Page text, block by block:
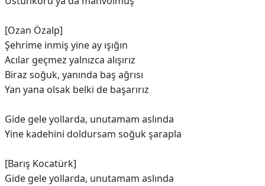
[Ozan Özalp]
Şehrime inmiş yine ay ışığın
Acılar geçmez yalnızca alışırız
Biraz soğuk, yanında baş ağrısı
Yan yana olsak belki de başarırız
Gide gele yollarda, unutamam aslında
Yine kadehini doldursam soğuk şarapla
[Barış Kocatürk]
Gide gele yollarda, unutamam aslında